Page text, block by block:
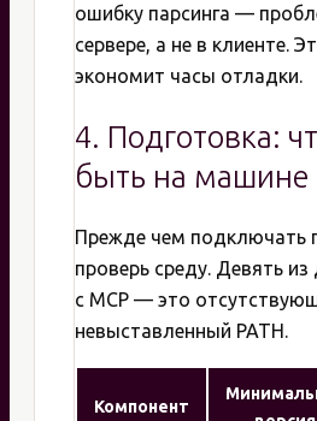
ошибку парсинга —
сервере, а не в клиенте.
экономит часы отладки.
4. Подготовка:
быть на машине
Прежде чем подключать
проверь среду. Девять
с MCP — это
невыставленный PATH.
Компонент